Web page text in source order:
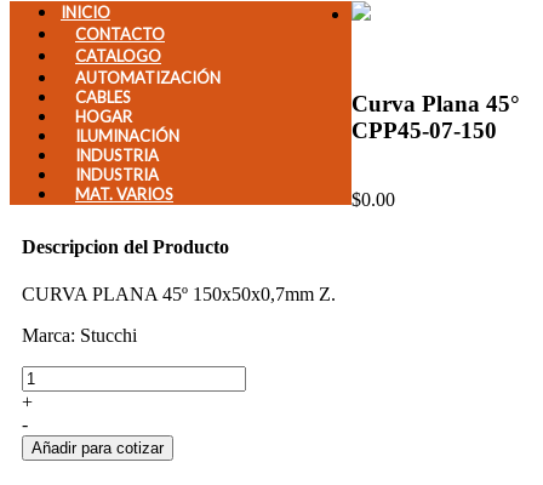
INICIO
CONTACTO
CATALOGO
AUTOMATIZACIÓN
CABLES
HOGAR
ILUMINACIÓN
INDUSTRIA
INDUSTRIA
MAT. VARIOS
Curva Plana 45°
CPP45-07-150
$0.00
Descripcion del Producto
CURVA PLANA 45º 150x50x0,7mm Z.
Marca: Stucchi
+
-